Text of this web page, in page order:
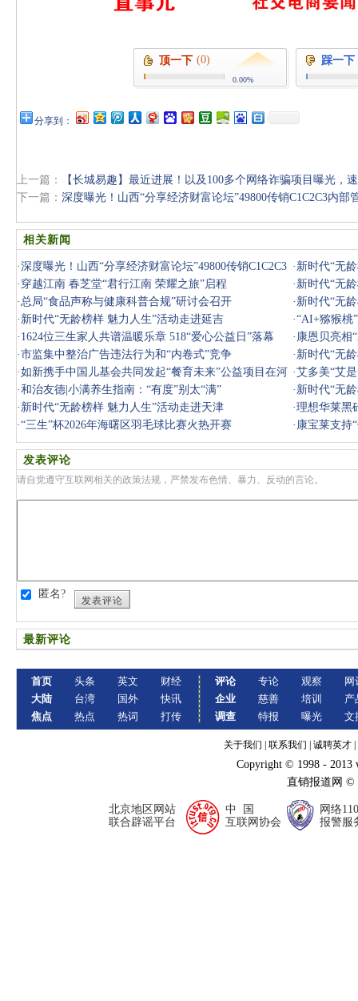
顶一下 (0)
0.00%
踩一下
分享到：
上一篇：
【长城易趣】最近进展！以及100多个网络诈骗项目曝光，
下一篇： 深度曝光！山西“分享经济财富论坛”49800传销C1C2C3内部
相关新闻
·深度曝光！山西“分享经济财富论坛”49800传销C1C2C3
内部管控套
· 新时代“无
· 穿越江南 春芝堂“君行江南 荣耀之旅”启程 · 新时代“无
·总局“食品声称与健康科普合规”研讨会召开 · 新时代“无
· 新时代“无龄榜样 魅力人生”活动走进延吉 ·“AI+猕猴桃
· 1624位三生家人共谱温暖乐章 518“爱心公益日”落幕 · 康恩贝亮相
·市监集中整治广告违法行为和“内卷式”竞争 · 新时代“无
·如新携手中国儿基会共同发起“餐育未来”公益项目在河
北启动
·艾多美“艾
·和治友德|小满养生指南：“有度”别太“满” · 新时代“无
· 新时代“无龄榜样 魅力人生”活动走进天津 ·理想华莱黑
·“三生”杯2026年海曙区羽毛球比赛火热开赛 · 康宝莱支持
发表评论
请自觉遵守互联网相关的政策法规，严禁发布色情、暴力、反动的言论。
匿名?
发表评论
最新评论
首页
大陆
焦点
头条
台湾
热点
英文
国外
热词
财经
快讯
打传
评论
企业
调查
专论
慈善
特报
观察
培训
曝光
网
产
文
关于我们 联系我们 诚聘英才
Copyright © 1998 - 2013
直销报道网
北京地区网站
联合辟谣平台
中 国
互联网协会
网络110
报警服